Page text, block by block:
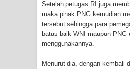
Polres Jayapura
Hilangnya Agustina
Setelah petugas RI juga
maka pihak PNG kemudian
tersebut sehingga para
batas baik WNI maupun PNG
menggunakannya.
Menurut dia, dengan kembali